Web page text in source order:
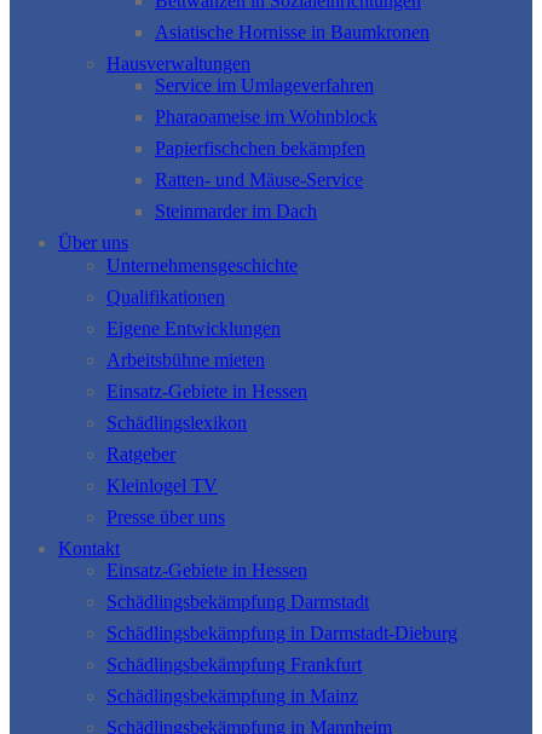
Asiatische Hornisse in Baumkronen
Hausverwaltungen
Service im Umlageverfahren
Pharaoameise im Wohnblock
Papierfischchen bekämpfen
Ratten- und Mäuse-Service
Steinmarder im Dach
Über uns
Unternehmensgeschichte
Qualifikationen
Eigene Entwicklungen
Arbeitsbühne mieten
Einsatz-Gebiete in Hessen
Schädlingslexikon
Ratgeber
Kleinlogel TV
Presse über uns
Kontakt
Einsatz-Gebiete in Hessen
Schädlingsbekämpfung Darmstadt
Schädlingsbekämpfung in Darmstadt-Dieburg
Schädlingsbekämpfung Frankfurt
Schädlingsbekämpfung in Mainz
Schädlingsbekämpfung in Mannheim